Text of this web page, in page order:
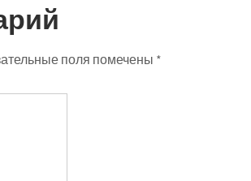
поля помечены *